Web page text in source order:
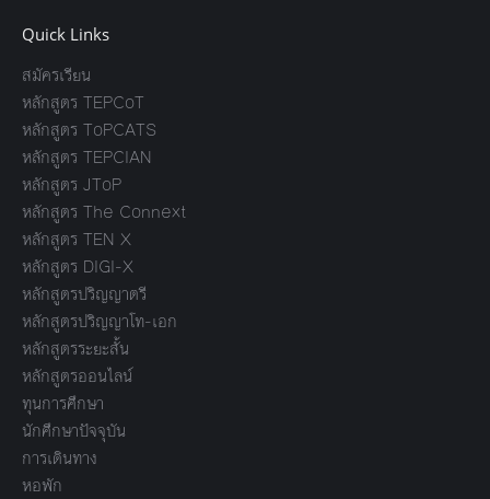
Quick Links
สมัครเรียน
หลักสูตร TEPCoT
หลักสูตร ToPCATS
หลักสูตร TEPCIAN
หลักสูตร JToP
หลักสูตร The Connext
หลักสูตร TEN X
หลักสูตร DIGI-X
หลักสูตรปริญญาตรี
หลักสูตรปริญญาโท-เอก
หลักสูตรระยะสั้น
หลักสูตรออนไลน์
ทุนการศึกษา
นักศึกษาปัจจุบัน
การเดินทาง
หอพัก